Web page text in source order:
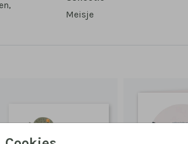
Meisje